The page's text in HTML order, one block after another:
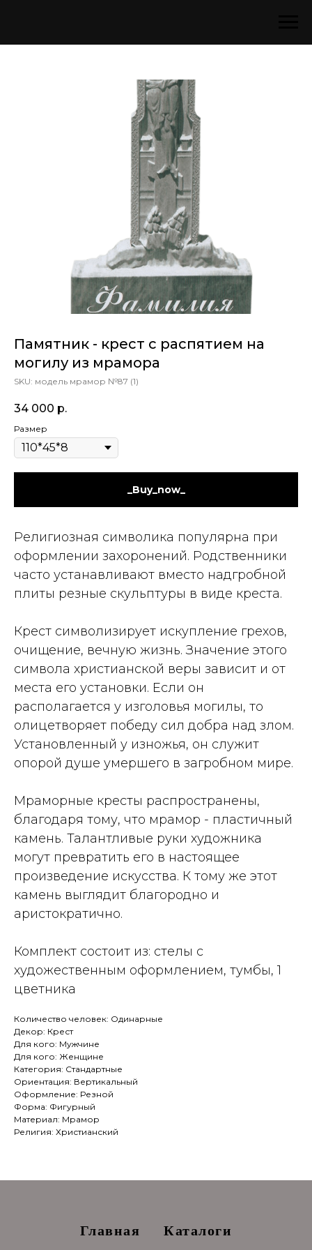
Памятник - крест с распятием на
могилу из мрамора
SKU: модель мрамор №87 (1)
34 000 р.
Размер
_Buy_now_
Религиозная символика популярна при
оформлении захоронений. Родственники
часто устанавливают вместо надгробной
плиты резные скульптуры в виде креста.
Крест символизирует искупление грехов,
очищение, вечную жизнь. Значение этого
символа христианской веры зависит и от
места его установки. Если он
располагается у изголовья могилы, то
олицетворяет победу сил добра над злом.
Установленный у изножья, он служит
опорой душе умершего в загробном мире.
Мраморные кресты распространены,
благодаря тому, что мрамор - пластичный
камень. Талантливые руки художника
могут превратить его в настоящее
произведение искусства. К тому же этот
камень выглядит благородно и
аристократично.
Комплект состоит из: стелы с
художественным оформлением, тумбы, 1
цветника
Количество человек: Одинарные
Декор: Крест
Для кого: Мужчине
Для кого: Женщине
Категория: Стандартные
Ориентация: Вертикальный
Оформление: Резной
Форма: Фигурный
Материал: Мрамор
Религия: Христианский
Главная Каталоги